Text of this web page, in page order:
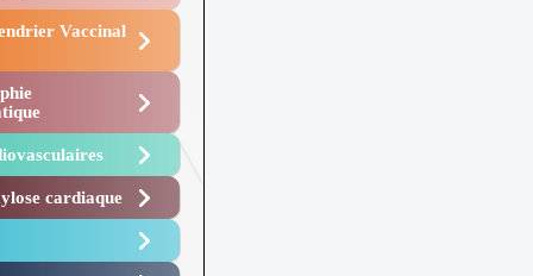
Vaccinal
cardiaque